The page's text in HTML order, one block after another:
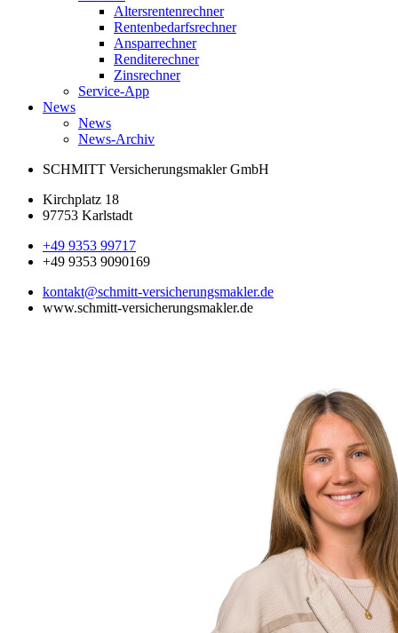
Altersrentenrechner
Rentenbedarfsrechner
Ansparrechner
Renditerechner
Zinsrechner
Service-App
News
News
News-Archiv
SCHMITT Versicherungsmakler GmbH
Kirchplatz 18
97753 Karlstadt
+49 9353 99717
+49 9353 9090169
kontakt@schmitt-versicherungsmakler.de
www.schmitt-versicherungsmakler.de